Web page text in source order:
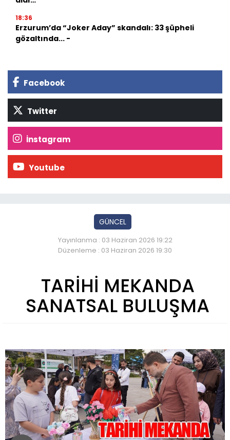
18:36
Erzurum’da “Joker Aday” skandalı: 33 şüpheli
gözaltında... -
Facebook
Twitter
İnstagram
Youtube
GÜNCEL
Yayınlanma : 03 Haziran 2026 19:22
Düzenleme : 03 Haziran 2026 19:30
TARİHİ MEKANDA
SANATSAL BULUŞMA